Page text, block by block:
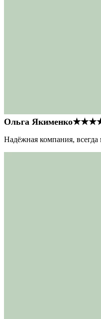
Ольга Якименко
Надёжная компания,